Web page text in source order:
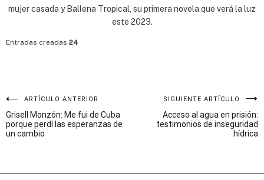
mujer casada y Ballena Tropical, su primera novela que verá la luz
este 2023.
Entradas creadas 24
Navegación
de
ARTÍCULO ANTERIOR
Grisell Monzón: Me fui de Cuba
porque perdí las esperanzas de
un cambio
SIGUIENTE ARTÍCULO
Acceso al agua en prisión:
testimonios de inseguridad
hídrica